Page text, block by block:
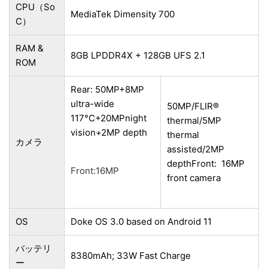
CPU（So
C）
MediaTek Dimensity 700
RAM &
ROM
8GB LPDDR4X + 128GB UFS 2.1
カメラ
Rear: 50MP+8MP
ultra-wide
117°C+20MPnight
vision+2MP depth
Front:16MP
50MP/FLIR®
thermal/5MP
thermal
assisted/2MP
depthFront: 16MP
front camera
OS Doke OS 3.0 based on Android 11
バッテリ
ー
8380mAh; 33W Fast Charge